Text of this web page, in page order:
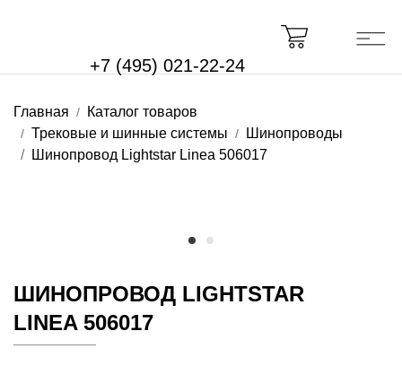
+7 (495) 021-22-24
Главная
Каталог товаров
Трековые и шинные системы
Шинопроводы
Шинопровод Lightstar Linea 506017
ШИНОПРОВОД LIGHTSTAR
LINEA 506017